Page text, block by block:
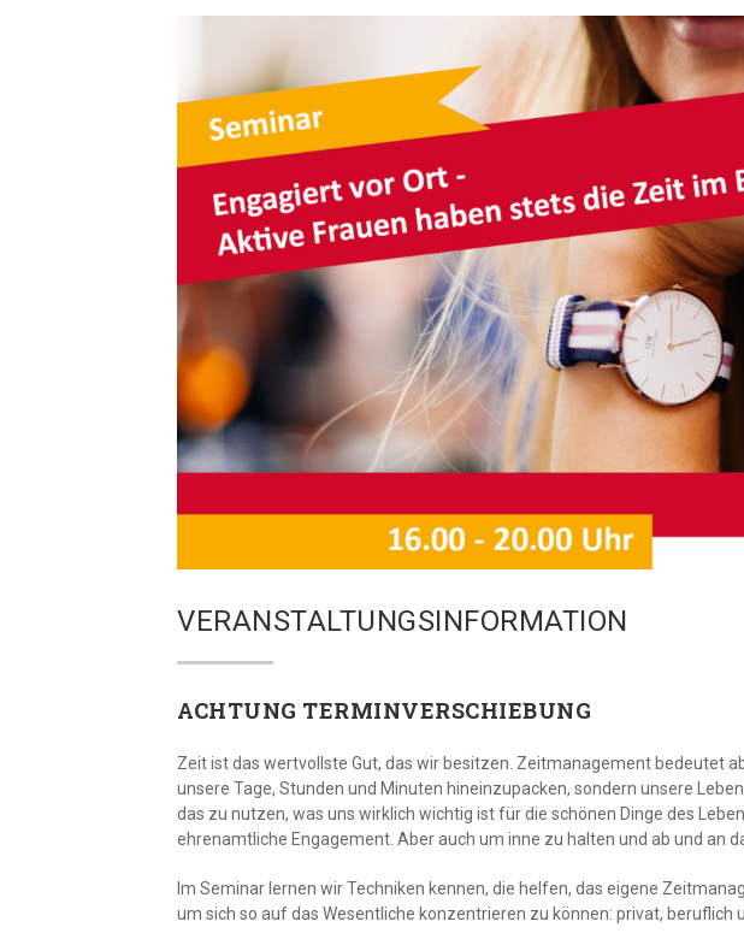
VERANSTALTUNGSINFORMATION
ACHTUNG TERMINVERSCHIEBUNG
Zeit ist das wertvollste Gut, das wir besitzen. Zeitmanagement bedeutet
unsere Tage, Stunden und Minuten hineinzupacken, sondern unsere
das zu nutzen, was uns wirklich wichtig ist für die schönen Dinge des
ehrenamtliche Engagement. Aber auch um inne zu halten und ab und an
Im Seminar lernen wir Techniken kennen, die helfen, das eigene
um sich so auf das Wesentliche konzentrieren zu können: privat, beruflich